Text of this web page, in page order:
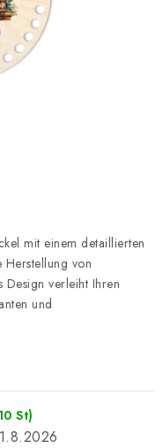
mit einem detaillierten
von
verleiht Ihren
und
St)